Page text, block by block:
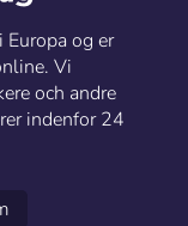
og er
Vi
och andre
indenfor 24